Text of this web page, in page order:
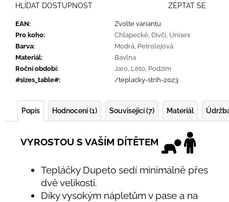
EAN:
Zvolte variantu
Pro koho: Chlapecké, Dívčí, Unisex
Barva: Modrá, Petrolejová
Materiál:
Bavlna
Roční období: Jaro, Léto, Podzim
#sizes_table#: /teplacky-strih-2023
ZEPTAT SE
HLÍDAT DOSTUPNOST
Popis Hodnocení (1) Související (7) Materiál
VYROSTOU S VAŠÍM DÍTĚTEM
Tepláčky Dupeto sedí minimálně přes
dvě velikosti.
Díky vysokým nápletům v pase a na